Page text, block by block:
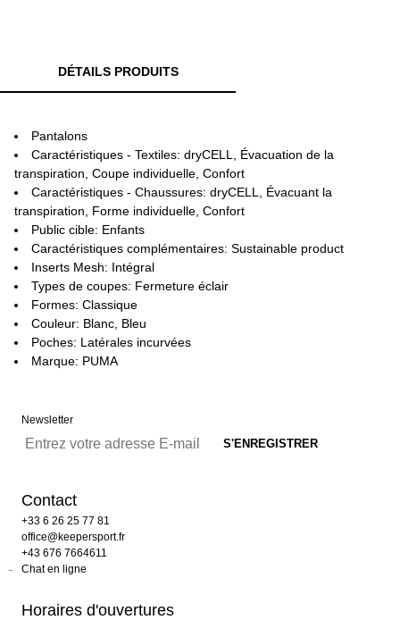
DÉTAILS PRODUITS
Pantalons
Caractéristiques - Textiles: dryCELL, Évacuation de la
transpiration, Coupe individuelle, Confort
Caractéristiques - Chaussures: dryCELL, Évacuant la
transpiration, Forme individuelle, Confort
Public cible: Enfants
Caractéristiques complémentaires: Sustainable product
Inserts Mesh: Intégral
Types de coupes: Fermeture éclair
Formes: Classique
Couleur: Blanc, Bleu
Poches: Latérales incurvées
Marque: PUMA
Newsletter
Contact
+33 6 26 25 77 81
office@keepersport.fr
+43 676 7664611
Chat en ligne
Horaires d'ouvertures